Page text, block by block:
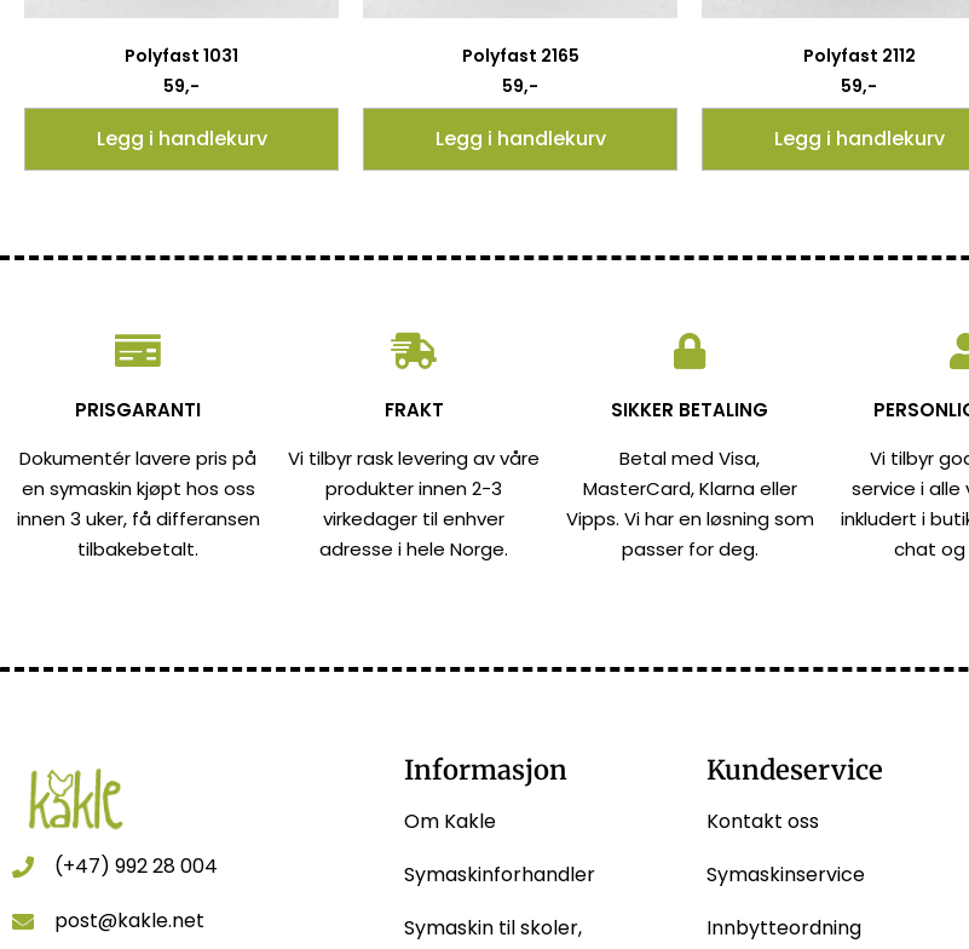
Polyfast 1031
59,-
Legg i handlekurv
Polyfast 2165
59,-
Legg i handlekurv
Polyfast 2112
59,-
Legg i handlekurv
PRISGARANTI
Dokumentér lavere pris på
en symaskin kjøpt hos oss
innen 3 uker, få differansen
tilbakebetalt.
FRAKT
Vi tilbyr rask levering av våre
produkter innen 2-3
virkedager til enhver
adresse i hele Norge.
SIKKER BETALING
Betal med Visa,
MasterCard, Klarna eller
Vipps. Vi har en løsning som
passer for deg.
Vi tilbyr
service i alle
inkludert i
chat
(+47) 992 28 004
post@kakle.net
Informasjon
Om Kakle
Symaskinforhandler
Symaskin til skoler,
Kundeservice
Kontakt oss
Symaskinservice
Innbytteordning